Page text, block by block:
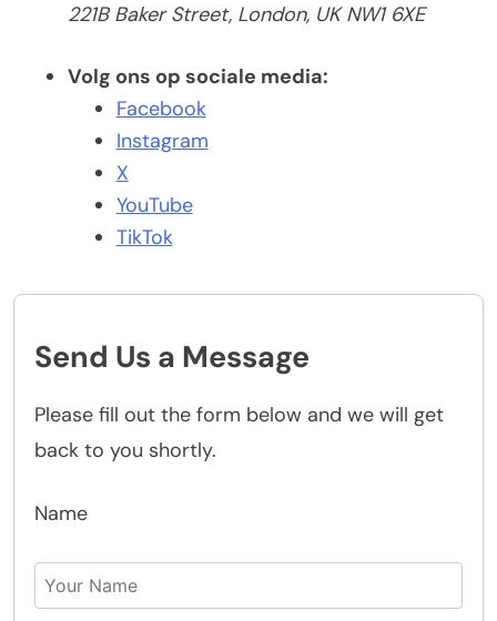
221B Baker Street, London, UK NW1 6XE
Volg ons op sociale media:
Facebook
Instagram
X
YouTube
TikTok
Send Us a Message
Please fill out the form below and we will get
back to you shortly.
Name